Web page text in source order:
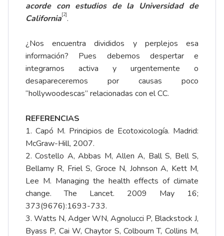
acorde con estudios de la Universidad de
California[2].
¿Nos encuentra divididos y perplejos esa
información? Pues debemos despertar e
integrarnos activa y urgentemente o
desapareceremos por causas poco
“hollywoodescas” relacionadas con el CC.
REFERENCIAS
1. Capó M. Principios de Ecotoxicología. Madrid:
McGraw-Hill, 2007.
2. Costello A, Abbas M, Allen A, Ball S, Bell S,
Bellamy R, Friel S, Groce N, Johnson A, Kett M,
Lee M. Managing the health effects of climate
change. The Lancet. 2009 May 16;
373(9676):1693-733.
3. Watts N, Adger WN, Agnolucci P, Blackstock J,
Byass P, Cai W, Chaytor S, Colbourn T, Collins M,